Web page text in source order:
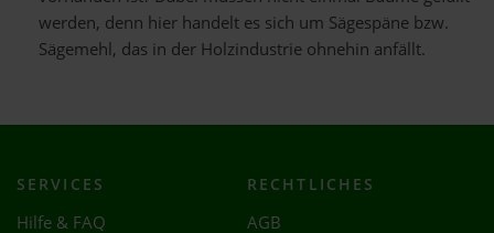
werden, denn hier handelt es sich um Sägespäne bzw.
Sägemehl, das in der Holzindustrie ohnehin anfällt.
SERVICES
Hilfe & FAQ
RECHTLICHES
AGB